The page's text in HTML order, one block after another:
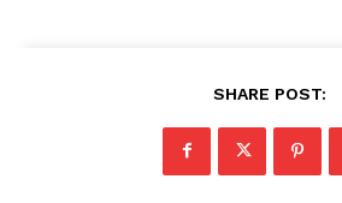
SHARE POST: